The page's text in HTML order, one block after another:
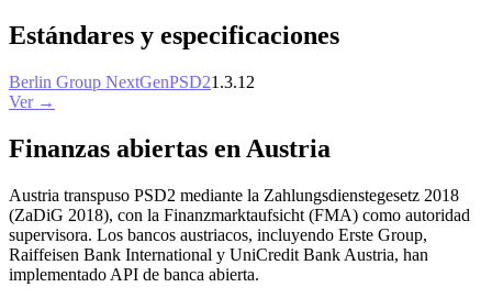
Estándares y especificaciones
Berlin Group NextGenPSD21.3.12
Ver →
Finanzas abiertas en Austria
Austria transpuso PSD2 mediante la Zahlungsdienstegesetz 2018
(ZaDiG 2018), con la Finanzmarktaufsicht (FMA) como autoridad
supervisora. Los bancos austriacos, incluyendo Erste Group,
Raiffeisen Bank International y UniCredit Bank Austria, han
implementado API de banca abierta.